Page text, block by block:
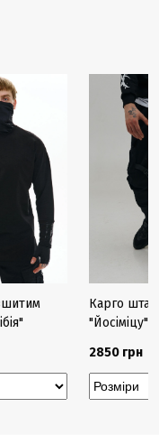
Карго
"Йосіміцу"
2850 грн